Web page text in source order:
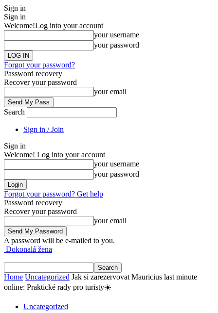
Sign in
Sign in
Welcome!Log into your account
your username
your password
Forgot your password?
Password recovery
Recover your password
your email
Search
Sign in / Join
Sign in
Welcome! Log into your account
your username
your password
Forgot your password? Get help
Password recovery
Recover your password
your email
A password will be e-mailed to you.
Dokonalá žena
Home Uncategorized Jak si zarezervovat Mauricius last minute
online: Praktické rady pro turisty☀️
Uncategorized